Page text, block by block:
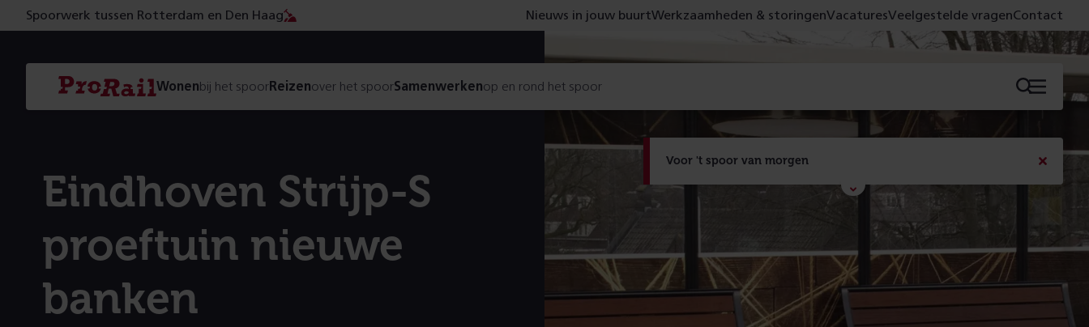
Voor 't spoor van morgen
Met de campagne 'Voor 't spoor naar morgen' laten
figuurlijk gezien - morgen oplevert.
Lees meer
Spoorwerk tussen Rotterdam en Den Haag Nieuws in jouw buurtWerkzaamheden & storingenVacaturesVeelgestelde vragenContact
Navigatie
Homepage
ProRail
Wonenbij het spoorReizenover het spoorSamenwerkenop en rond het spoor Menu
Eindhoven Strijp-S
proeftuin nieuwe
banken